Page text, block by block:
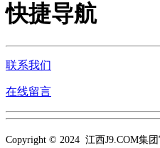
快捷导航
联系我们
在线留言
Copyright © 2024 江西J9.COM集